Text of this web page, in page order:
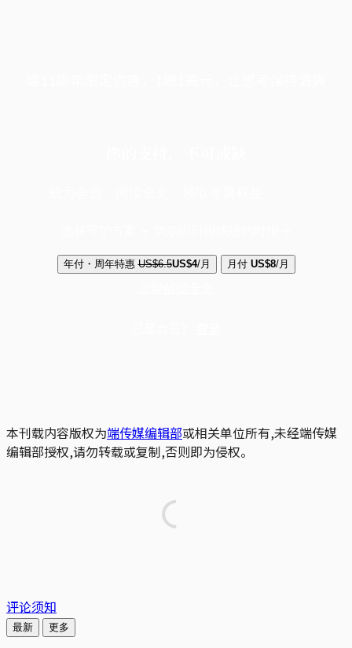
年付・周年特惠 US$6.5US$4/月 月付 US$8/月
本刊载内容版权为端传媒编辑部或相关单位所有,未经端传媒
编辑部授权,请勿转载或复制,否则即为侵权。
评论须知
最新 更多